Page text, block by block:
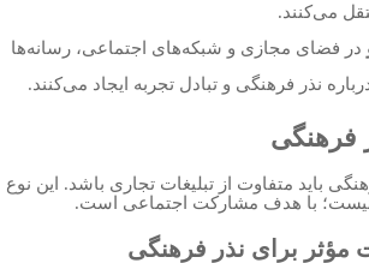
می‌کنند.
در فضای مجازی و شبکه‌های اجتماعی، رسانه‌ها
نذر فرهنگی و تبادل تجربه ایجاد می‌کنند.
فرهنگی
باید متفاوت از تبلیغات تجاری باشد. این نوع
با هدف مشارکت اجتماعی است.
مؤثر برای نذر فرهنگی